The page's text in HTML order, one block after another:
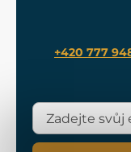
+420 777